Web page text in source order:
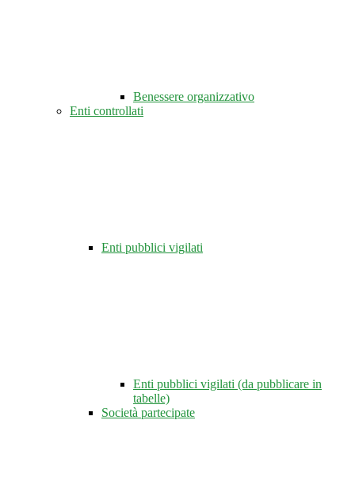
Benessere organizzativo
Enti controllati
Enti pubblici vigilati
Enti pubblici vigilati (da pubblicare in
tabelle)
Società partecipate